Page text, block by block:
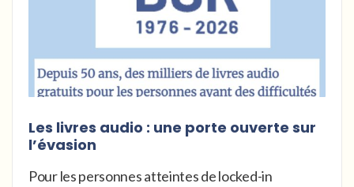
Les livres audio : une porte ouverte sur
l’évasion
Pour les personnes atteintes de locked-in